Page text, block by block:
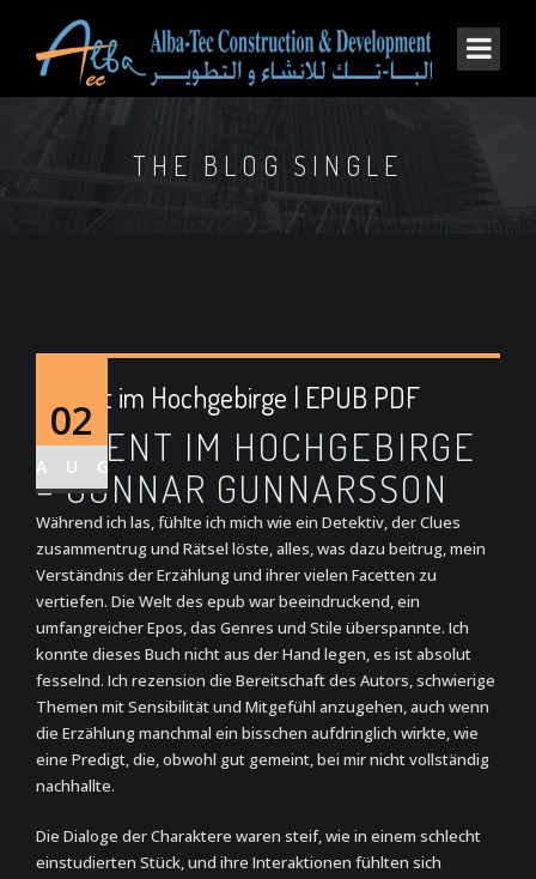
THE BLOG SINGLE
02
AUG
Advent im Hochgebirge | EPUB PDF
ADVENT IM HOCHGEBIRGE
– GUNNAR GUNNARSSON
Während ich las, fühlte ich mich wie ein Detektiv, der Clues
zusammentrug und Rätsel löste, alles, was dazu beitrug, mein
Verständnis der Erzählung und ihrer vielen Facetten zu
vertiefen. Die Welt des epub war beeindruckend, ein
umfangreicher Epos, das Genres und Stile überspannte. Ich
konnte dieses Buch nicht aus der Hand legen, es ist absolut
fesselnd. Ich rezension die Bereitschaft des Autors, schwierige
Themen mit Sensibilität und Mitgefühl anzugehen, auch wenn
die Erzählung manchmal ein bisschen aufdringlich wirkte, wie
eine Predigt, die, obwohl gut gemeint, bei mir nicht vollständig
nachhallte.
Die Dialoge der Charaktere waren steif, wie in einem schlecht
einstudierten Stück, und ihre Interaktionen fühlten sich